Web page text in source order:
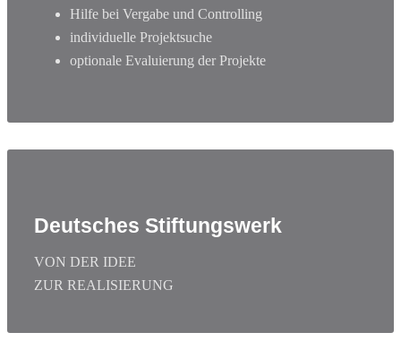
Hilfe bei Vergabe und Controlling
individuelle Projektsuche
optionale Evaluierung der Projekte
Deutsches Stiftungswerk
VON DER IDEE
ZUR REALISIERUNG